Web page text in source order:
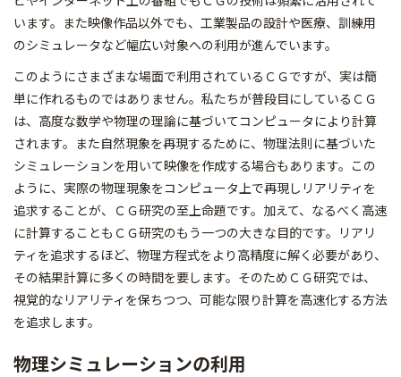
います。また映像作品以外でも、工業製品の設計や医療、訓練用
のシミュレータなど幅広い対象への利用が進んでいます。
このようにさまざまな場面で利用されているＣＧですが、実は簡
単に作れるものではありません。私たちが普段目にしているＣＧ
は、高度な数学や物理の理論に基づいてコンピュータにより計算
されます。また自然現象を再現するために、物理法則に基づいた
シミュレーションを用いて映像を作成する場合もあります。この
ように、実際の物理現象をコンピュータ上で再現しリアリティを
追求することが、ＣＧ研究の至上命題です。加えて、なるべく高速
に計算することもＣＧ研究のもう一つの大きな目的です。リアリ
ティを追求するほど、物理方程式をより高精度に解く必要があり、
その結果計算に多くの時間を要します。そのためＣＧ研究では、
視覚的なリアリティを保ちつつ、可能な限り計算を高速化する方法
を追求します。
物理シミュレーションの利用